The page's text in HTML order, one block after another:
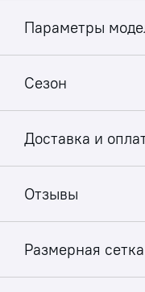
Параметры
Сезон
Доставка и
Отзывы
Размерная сетка